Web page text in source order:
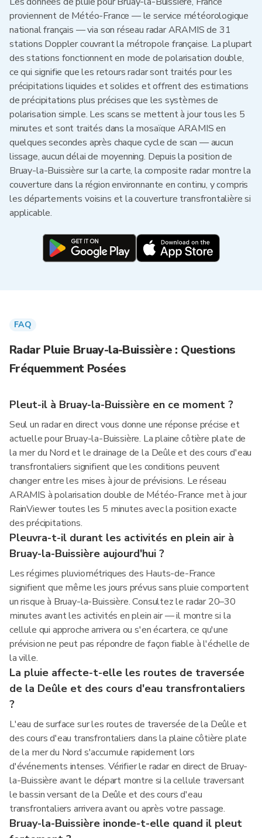
proviennent de Météo-France — le service météorologique
national français — via son réseau radar ARAMIS de 31
stations Doppler couvrant la métropole française. La plupart
des stations fonctionnent en mode de polarisation double,
ce qui signifie que les retours radar sont traités pour les
précipitations liquides et solides et offrent des estimations
de précipitations plus précises que les systèmes de
polarisation simple. Les scans se mettent à jour tous les 5
minutes et sont traités dans la mosaïque ARAMIS en
quelques secondes après chaque cycle de scan — aucun
lissage, aucun délai de moyenning. Depuis la position de
Bruay-la-Buissière sur la carte, la composite radar montre la
couverture dans la région environnante en continu, y compris
les départements voisins et la couverture transfrontalière si
applicable.
FAQ
Radar Pluie Bruay-la-Buissière : Questions
Fréquemment Posées
Pleut-il à Bruay-la-Buissière en ce moment ?
Seul un radar en direct vous donne une réponse précise et
actuelle pour Bruay-la-Buissière. La plaine côtière plate de
la mer du Nord et le drainage de la Deûle et des cours d'eau
transfrontaliers signifient que les conditions peuvent
changer entre les mises à jour de prévisions. Le réseau
ARAMIS à polarisation double de Météo-France met à jour
RainViewer toutes les 5 minutes avec la position exacte
des précipitations.
Pleuvra-t-il durant les activités en plein air à
Bruay-la-Buissière aujourd'hui ?
Les régimes pluviométriques des Hauts-de-France
signifient que même les jours prévus sans pluie comportent
un risque à Bruay-la-Buissière. Consultez le radar 20–30
minutes avant les activités en plein air — il montre si la
cellule qui approche arrivera ou s'en écartera, ce qu'une
prévision ne peut pas répondre de façon fiable à l'échelle de
la ville.
La pluie affecte-t-elle les routes de traversée
de la Deûle et des cours d'eau transfrontaliers
?
L'eau de surface sur les routes de traversée de la Deûle et
des cours d'eau transfrontaliers dans la plaine côtière plate
de la mer du Nord s'accumule rapidement lors
d'événements intenses. Vérifier le radar en direct de Bruay-
la-Buissière avant le départ montre si la cellule traversant
le bassin versant de la Deûle et des cours d'eau
transfrontaliers arrivera avant ou après votre passage.
Bruay-la-Buissière inonde-t-elle quand il pleut